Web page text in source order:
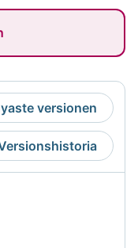
versionen